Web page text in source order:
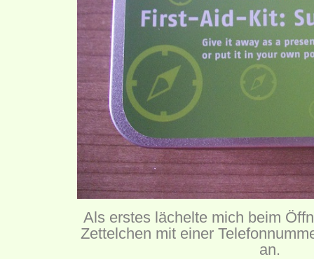
Als erstes lächelte mich beim
Zettelchen mit einer
an.